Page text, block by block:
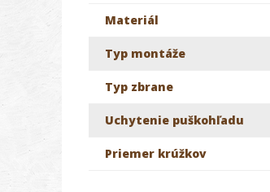
Materiál
Typ montáže
Typ zbrane
Uchytenie puškohľadu
Priemer krúžkov